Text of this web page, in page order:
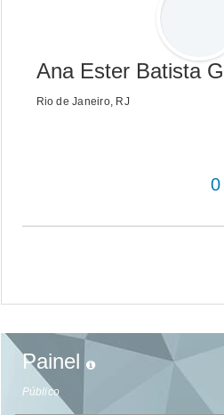
Ana Ester Batista
Rio de Janeiro, RJ
0
Painel
Público